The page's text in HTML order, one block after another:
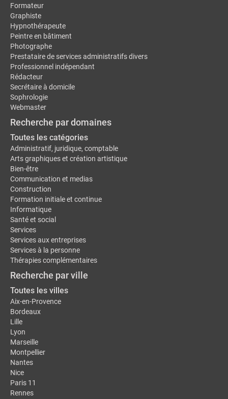
Formateur
Graphiste
Hypnothérapeute
Peintre en bâtiment
Photographe
Prestataire de services administratifs divers
Professionnel indépendant
Rédacteur
Secrétaire à domicile
Sophrologie
Webmaster
Recherche par domaines
Toutes les catégories
Administratif, juridique, comptable
Arts graphiques et création artistique
Bien-être
Communication et medias
Construction
Formation initiale et continue
Informatique
Santé et social
Services
Services aux entreprises
Services à la personne
Thérapies complémentaires
Recherche par ville
Toutes les villes
Aix-en-Provence
Bordeaux
Lille
Lyon
Marseille
Montpellier
Nantes
Nice
Paris 11
Rennes